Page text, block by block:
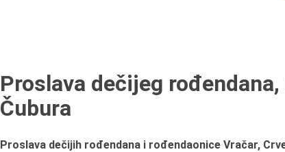
Proslava dečijeg
Čubura
Proslava dečijih rođendana i rođendaonice Vračar,